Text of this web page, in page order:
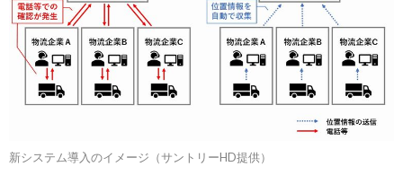
新システム導入のイメージ（サントリーHD提供）